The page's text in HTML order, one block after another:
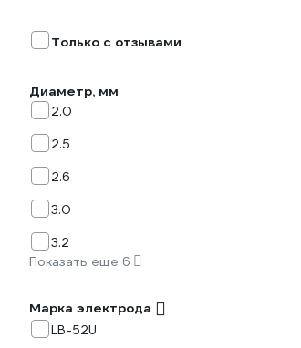
Только с отзывами
Диаметр, мм
2.0
2.5
2.6
3.0
3.2
Показать еще 6
Марка электрода
LB-52U